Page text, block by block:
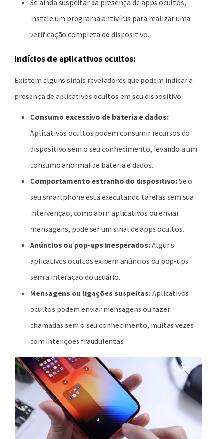
Se ainda suspeitar da presença de apps ocultos,
instale um programa antivírus para realizar uma
verificação completa do dispositivo.
Indícios de aplicativos ocultos:
Existem alguns sinais reveladores que podem indicar a
presença de aplicativos ocultos em seu dispositivo:
Consumo excessivo de bateria e dados:
Aplicativos ocultos podem consumir recursos do
dispositivo sem o seu conhecimento, levando a um
consumo anormal de bateria e dados.
Comportamento estranho do dispositivo:Se o
seu smartphone está executando tarefas sem sua
intervenção, como abrir aplicativos ou enviar
mensagens, pode ser um sinal de apps ocultos.
Anúncios ou pop-ups inesperados:Alguns
aplicativos ocultos exibem anúncios ou pop-ups
sem a interação do usuário.
Mensagens ou ligações suspeitas:Aplicativos
ocultos podem enviar mensagens ou fazer
chamadas sem o seu conhecimento, muitas vezes
com intenções fraudulentas.